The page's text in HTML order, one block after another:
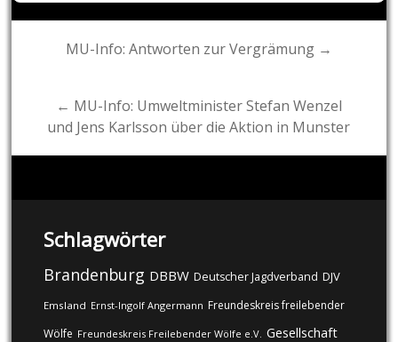
PostMU-Info: Antworten zur Vergrämung →
← MU-Info: Umweltminister Stefan Wenzel
und Jens Karlsson über die Aktion in Munster
Schlagwörter
Brandenburg DBBW Deutscher Jagdverband DJV
Emsland Ernst-Ingolf Angermann Freundeskreis freilebender
Wölfe Freundeskreis Freilebender Wölfe e.V. Gesellschaft